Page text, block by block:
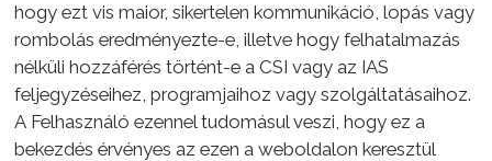
hogy ezt vis maior, sikertelen kommunikáció, lopás vagy
rombolás eredményezte-e, illetve hogy felhatalmazás
nélküli hozzáférés történt-e a CSI vagy az IAS
feljegyzéseihez, programjaihoz vagy szolgáltatásaihoz.
A Felhasználó ezennel tudomásul veszi, hogy ez a
bekezdés érvényes az ezen a weboldalon keresztül